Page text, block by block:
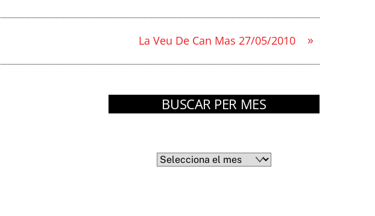
»
La Veu De Can Mas 27/05/2010
BUSCAR PER MES
Arxius